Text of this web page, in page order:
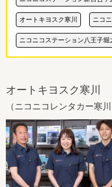
オートキヨスク寒川 ニコ
ニコニコステーション八王子堀
オートキヨスク寒川
（ニコニコレンタカー寒川